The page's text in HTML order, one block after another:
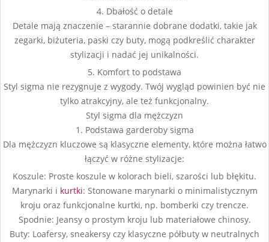
4. Dbałość o detale
Detale mają znaczenie – starannie dobrane dodatki, takie jak
zegarki, biżuteria, paski czy buty, mogą podkreślić charakter
stylizacji i nadać jej unikalności.
5. Komfort to podstawa
Styl sigma nie rezygnuje z wygody. Twój wygląd powinien być nie
tylko atrakcyjny, ale też funkcjonalny.
Styl sigma dla mężczyzn
1. Podstawa garderoby sigma
Dla mężczyzn kluczowe są klasyczne elementy, które można łatwo
łączyć w różne stylizacje:
Koszule: Proste koszule w kolorach bieli, szarości lub błękitu.
Marynarki i kurtki: Stonowane marynarki o minimalistycznym
kroju oraz funkcjonalne kurtki, np. bomberki czy trencze.
Spodnie: Jeansy o prostym kroju lub materiałowe chinosy.
Buty: Loafersy, sneakersy czy klasyczne półbuty w neutralnych